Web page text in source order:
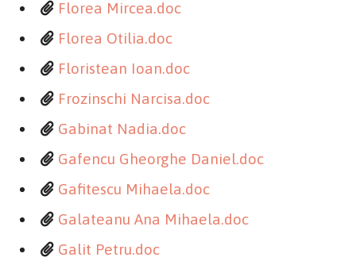
Florea Mircea.doc
Florea Otilia.doc
Floristean Ioan.doc
Frozinschi Narcisa.doc
Gabinat Nadia.doc
Gafencu Gheorghe Daniel.doc
Gafitescu Mihaela.doc
Galateanu Ana Mihaela.doc
Galit Petru.doc